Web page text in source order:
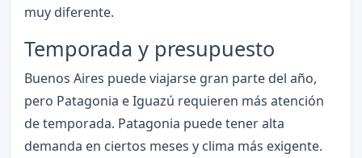
muy diferente.
Temporada y presupuesto
Buenos Aires puede viajarse gran parte del año,
pero Patagonia e Iguazú requieren más atención
de temporada. Patagonia puede tener alta
demanda en ciertos meses y clima más exigente.